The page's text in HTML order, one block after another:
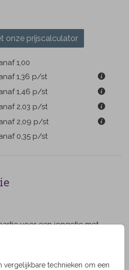
vergelijkbare technieken om een
onze prijscalculator
1,00
1,36 p/st
1,46 p/st
2,03 p/st
2,09 p/st
0,35 p/st
voor een jongetje met
en vlindertjes en een
wens aan.